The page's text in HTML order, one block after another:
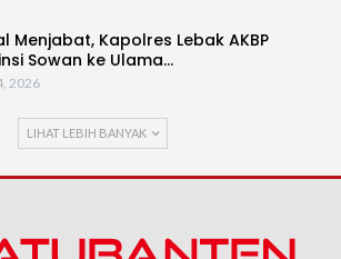
Menjabat, Kapolres Lebak AKBP
Sowan ke Ulama…
2026
LIHAT LEBIH BANYAK